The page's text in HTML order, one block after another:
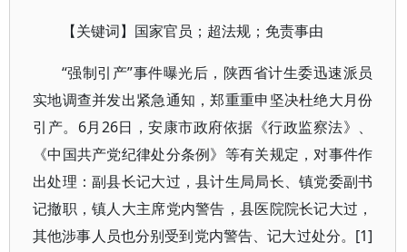
【关键词】国家官员；超法规；免责事由
“强制引产”事件曝光后，陕西省计生委迅速派员
实地调查并发出紧急通知，郑重重申坚决杜绝大月份
引产。6月26日，安康市政府依据《行政监察法》、
《中国共产党纪律处分条例》等有关规定，对事件作
出处理：副县长记大过，县计生局局长、镇党委副书
记撤职，镇人大主席党内警告，县医院院长记大过，
其他涉事人员也分别受到党内警告、记大过处分。[1]